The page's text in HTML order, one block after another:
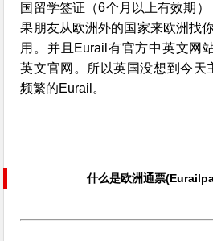
国留学签证（6个月以上有效期
果朋友从欧洲外的国家来欧洲找
用。并且Eurail有官方中英文网
英文官网。所以英国没想到今天
频繁的Eurail。
什么是欧洲通票